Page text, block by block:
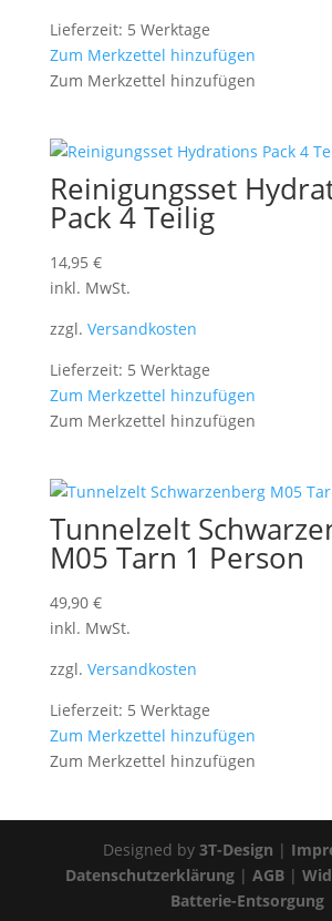
Lieferzeit: 5 Werktage
Zum Merkzettel hinzufügen
Zum Merkzettel hinzufügen
Reinigungsset
Pack 4 Teilig
14,95 €
inkl. MwSt.
zzgl. Versandkosten
Lieferzeit: 5 Werktage
Zum Merkzettel hinzufügen
Zum Merkzettel hinzufügen
Tunnelzelt
M05 Tarn 1 Person
49,90 €
inkl. MwSt.
zzgl. Versandkosten
Lieferzeit: 5 Werktage
Zum Merkzettel hinzufügen
Zum Merkzettel hinzufügen
Designed by3T-Design |
Datenschutzerklärung| AGB|
Batterie-Entsorgung